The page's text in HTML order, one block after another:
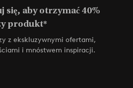
się, aby otrzymać 40%
produkt*
z ekskluzywnymi ofertami,
i mnóstwem inspiracji.